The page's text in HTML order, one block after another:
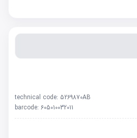
technical code: 5269870AB
barcode: 605010032011